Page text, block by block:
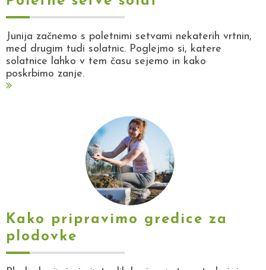
Junija začnemo s poletnimi setvami nekaterih vrtnin,
med drugim tudi solatnic. Poglejmo si, katere
solatnice lahko v tem času sejemo in kako
poskrbimo zanje.
Kako pripravimo gredice za
plodovke